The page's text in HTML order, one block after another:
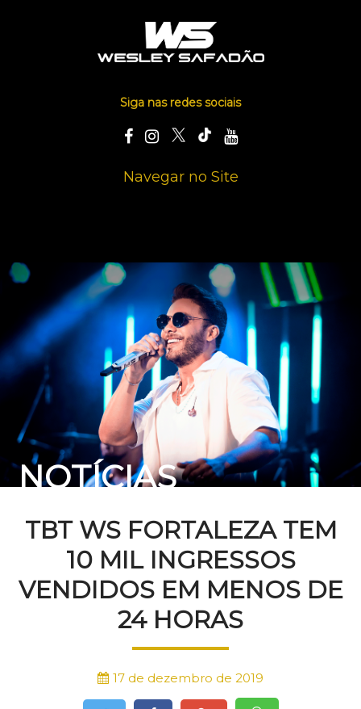
Siga nas redes sociais
Navegar no Site
NOTÍCIAS
TBT WS FORTALEZA TEM
10 MIL INGRESSOS
VENDIDOS EM MENOS DE
24 HORAS
17 de dezembro de 2019